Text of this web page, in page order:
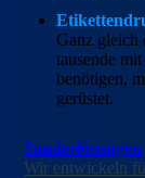
Ganz gleich
tausende
benötigen,
gerüstet.
Sonderlösungen
Wir entwickeln